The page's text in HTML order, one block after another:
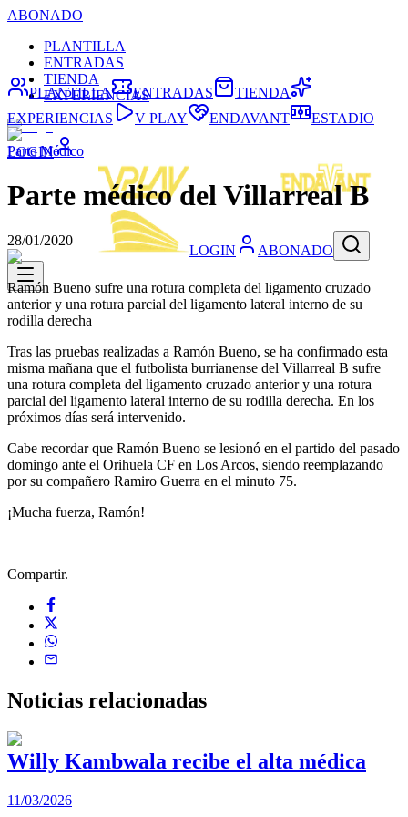
ABONADO
PLANTILLA
ENTRADAS
TIENDA
EXPERIENCIAS
LOGIN
LOGIN ABONADO
PLANTILLA ENTRADAS
TIENDA
EXPERIENCIAS
V PLAY ENDAVANT ESTADIO
Parte Médico
Parte médico del Villarreal B
28/01/2020
Ramón Bueno sufre una rotura completa del ligamento cruzado
anterior y una rotura parcial del ligamento lateral interno de su
rodilla derecha
Tras las pruebas realizadas a Ramón Bueno, se ha confirmado esta
misma mañana que el futbolista burrianense del Villarreal B sufre
una rotura completa del ligamento cruzado anterior y una rotura
parcial del ligamento lateral interno de su rodilla derecha. En los
próximos días será intervenido.
Cabe recordar que Ramón Bueno se lesionó en el partido del pasado
domingo ante el Orihuela CF en Los Arcos, siendo reemplazando
por su compañero Ramiro Guerra en el minuto 75.
¡Mucha fuerza, Ramón!
Compartir.
Noticias relacionadas
Willy Kambwala recibe el alta médica
11/03/2026